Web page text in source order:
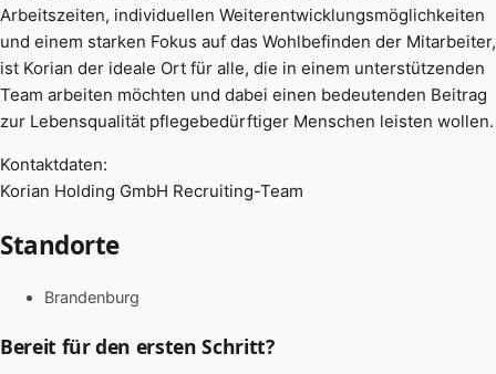
Arbeitszeiten, individuellen Weiterentwicklungsmöglichkeiten
und einem starken Fokus auf das Wohlbefinden der Mitarbeiter,
ist Korian der ideale Ort für alle, die in einem unterstützenden
Team arbeiten möchten und dabei einen bedeutenden Beitrag
zur Lebensqualität pflegebedürftiger Menschen leisten wollen.
Kontaktdaten:
Korian Holding GmbH Recruiting-Team
Standorte
Brandenburg
Bereit für den ersten Schritt?